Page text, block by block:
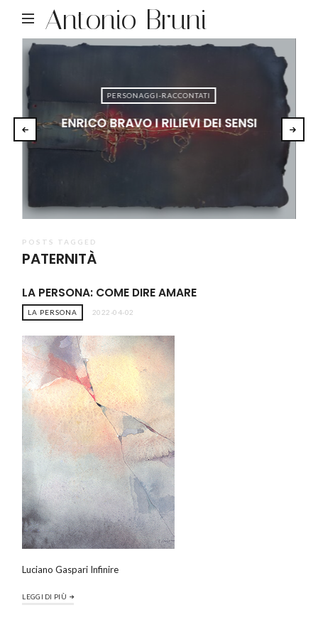
Antonio Bruni
PERSONAGGI-RACCONTATI
ENRICO BRAVO I RILIEVI DEI SENSI
POSTS TAGGED
PATERNITÀ
LA PERSONA: COME DIRE AMARE
LA PERSONA 2022-04-02
Luciano Gaspari Infinire
LEGGI DI PIÙ